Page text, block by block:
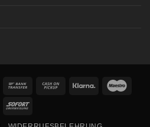
MasterCardBank
Cash
Klarna
Sofort